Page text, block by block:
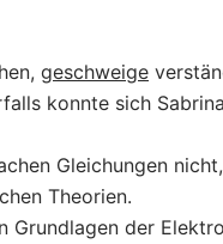
geschweige
konnte sich
Gleichungen nicht,
Theorien.
Grundlagen der